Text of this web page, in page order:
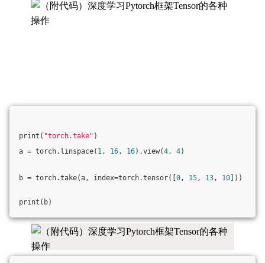
print( "torch.take" )
a = torch.linspace( 1 , 16 , 16).view(4 , 4)
b = torch.take(a, index=torch.tensor([0 , 15 , 13 , 10]))
print(b)